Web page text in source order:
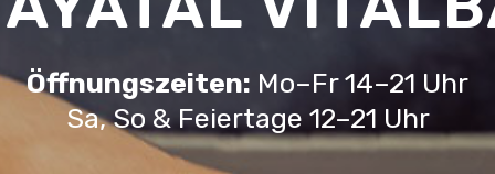
Öffnungszeiten: Mo–Fr 14–21 Uhr
Sa, So & Feiertage 12–21 Uhr